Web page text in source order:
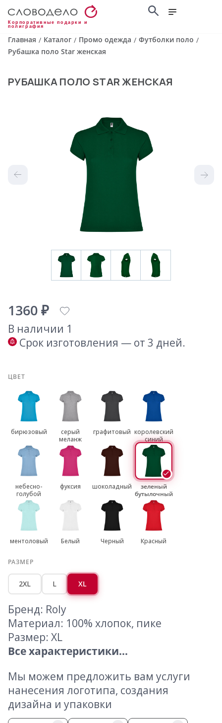
Корпоративные подарки и
полиграфия
Главная / Каталог / Промо одежда / Футболки поло /
Рубашка поло Star женская
РУБАШКА ПОЛО STAR ЖЕНСКАЯ
1360 ₽
В наличии 1
Срок изготовления — от 3 дней.
ЦВЕТ
бирюзовый
серый
меланж
графитовый королевский
синий
небесно-
голубой
фуксия шоколадный
зеленый
бутылочный
ментоловый Белый Черный Красный
РАЗМЕР
2XL L XL
Бренд: Roly
Материал: 100% хлопок, пике
Размер: XL
Все характеристики...
Мы можем предложить вам услуги
нанесения логотипа, создания
дизайна и упаковки